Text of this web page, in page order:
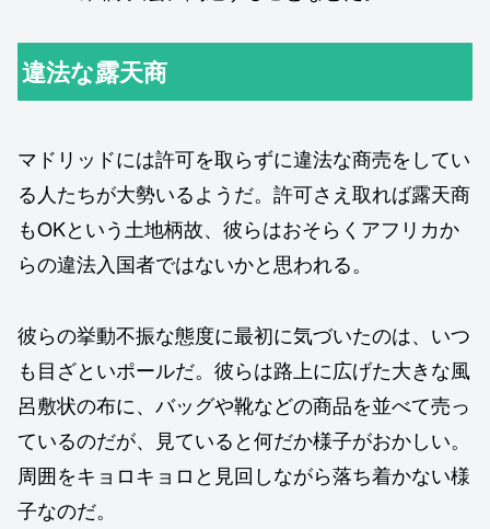
違法な露天商
マドリッドには許可を取らずに違法な商売をしてい
る人たちが大勢いるようだ。許可さえ取れば露天商
もOKという土地柄故、彼らはおそらくアフリカか
らの違法入国者ではないかと思われる。
彼らの挙動不振な態度に最初に気づいたのは、いつ
も目ざといポールだ。彼らは路上に広げた大きな風
呂敷状の布に、バッグや靴などの商品を並べて売っ
ているのだが、見ていると何だか様子がおかしい。
周囲をキョロキョロと見回しながら落ち着かない様
子なのだ。